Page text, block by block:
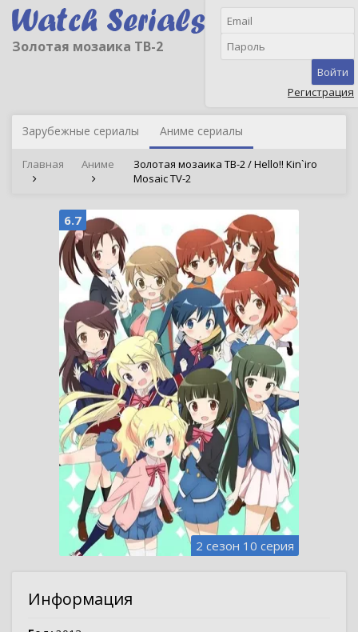
Золотая мозаика ТВ-2
Войти
Регистрация
Зарубежные сериалы Аниме сериалы
Главная Аниме
Золотая мозаика ТВ-2 / Hello!! Kin`iro
Mosaic TV-2
6.7
2 сезон 10 серия
Информация